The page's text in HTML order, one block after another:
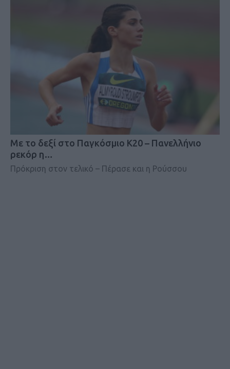
Mε το δεξί στο Παγκόσμιο Κ20 – Πανελλήνιο
ρεκόρ η…
Πρόκριση στον τελικό – Πέρασε και η Ρούσσου